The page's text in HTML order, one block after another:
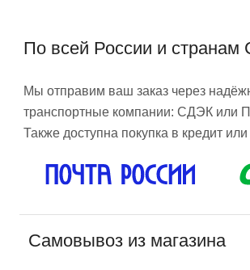
По всей России и странам
Мы отправим ваш заказ через
транспортные компании: СДЭК или
Также доступна покупка в кредит или
Самовывоз из магазина